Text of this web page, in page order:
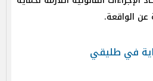
الواقعة.
في طليقي